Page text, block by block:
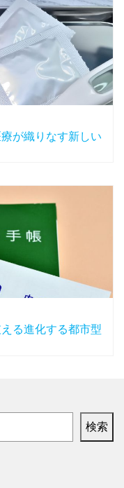
が織りなす新しい
る進化する都市型
検索